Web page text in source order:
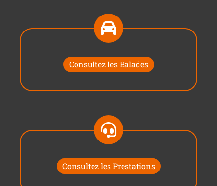
Consultez les Balades
Consultez les Prestations